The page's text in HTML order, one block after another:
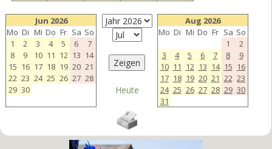
Jun 2026
Mo Di Mi Do Fr Sa So
1
2 3 4 5 6
7
8
9 10 11 12 13 14
15 16 17 18 19 20 21
22 23 24 25 26 27 28
29 30 Heute
Aug 2026
Mo Di Mi Do Fr Sa So
1
2
3
4 5 6 7 8
9
10 11 12 13 14 15 16
17 18 19 20 21 22 23
24 25 26 27 28 29 30
31